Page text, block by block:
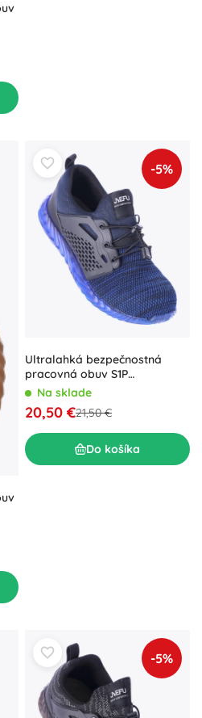
-5%
Ultralahká bezpečnostná
pracovná obuv S1P
námornícka – veľ. 46
Na sklade
20,50 €21,50 €
Do košíka
-5%